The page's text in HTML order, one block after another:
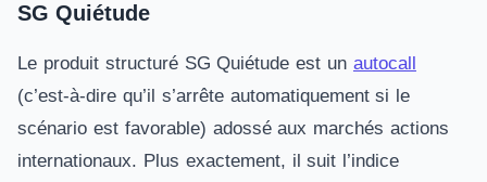
SG Quiétude
Le produit structuré SG Quiétude est un autocall
(c’est-à-dire qu’il s’arrête automatiquement si le
scénario est favorable) adossé aux marchés actions
internationaux. Plus exactement, il suit l’indice